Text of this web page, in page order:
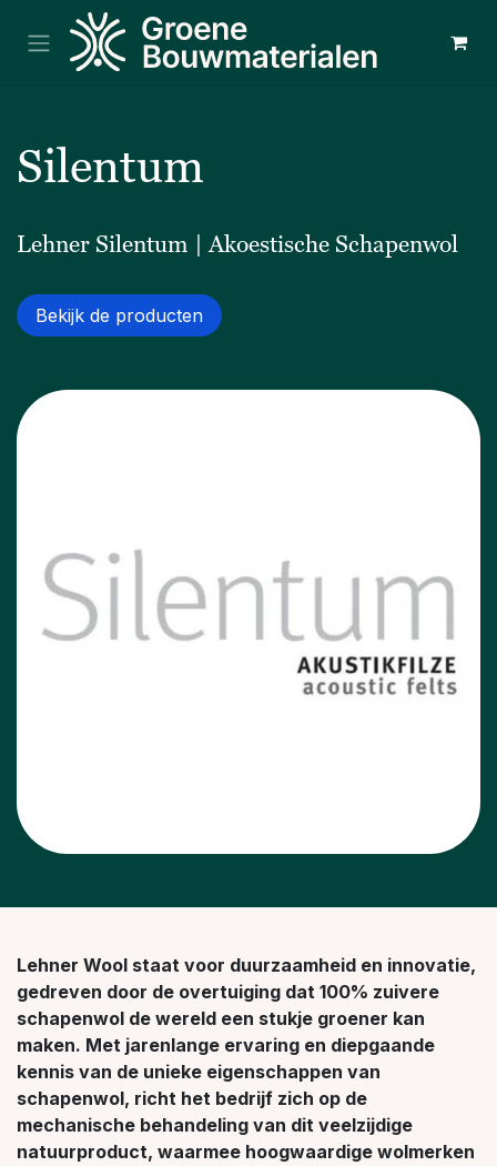
Overslaan naar inhoud
Silentum
Lehner Silentum | Akoestische Schapenwol
Bekijk de producten
Lehner Wool staat voor duurzaamheid en innovatie,
gedreven door de overtuiging dat 100% zuivere
schapenwol de wereld een stukje groener kan
maken. Met jarenlange ervaring en diepgaande
kennis van de unieke eigenschappen van
schapenwol, richt het bedrijf zich op de
mechanische behandeling van dit veelzijdige
natuurproduct, waarmee hoogwaardige wolmerken